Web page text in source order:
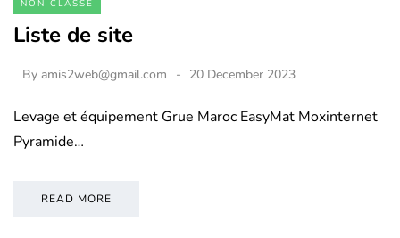
NON CLASSÉ
Liste de site
By amis2web@gmail.com 20 December 2023
Levage et équipement Grue Maroc EasyMat Moxinternet
Pyramide…
READ MORE